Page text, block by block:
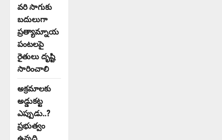
వరి సాగుకు
బదులుగా
ప్రత్యామ్నాయ
పంటలపై
రైతులు దృష్టి
సారించాలి
అక్రమాలకు
అడ్డుకట్ట
ఎప్పుడు..?
ప్రభుత్వం